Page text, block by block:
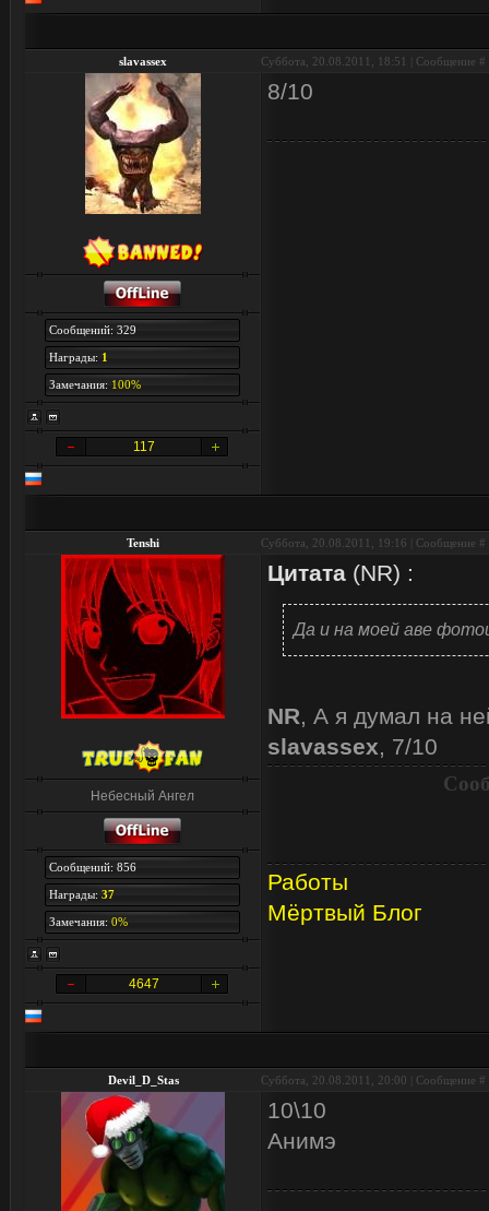
slavassex Суббота, 20.08.2011, 18:51 | Сообщение #
Сообщений: 329
Награды: 1
Замечания: 100%
117
8/10
Tenshi Суббота, 20.08.2011, 19:16 | Сообщение #
Небесный Ангел
Сообщений: 856
Награды: 37
Замечания: 0%
4647
Цитата (NR) :
Да и на моей аве
NR, А я думал на
slavassex, 7/10
Работы
Мёртвый Блог
Devil_D_Stas Суббота, 20.08.2011, 20:00 | Сообщение #
10\10
Анимэ